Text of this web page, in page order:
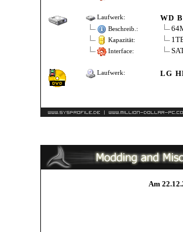
Laufwerk: WD
Beschreib.:
Kapazität:
Interface:
Laufwerk: LG
Am